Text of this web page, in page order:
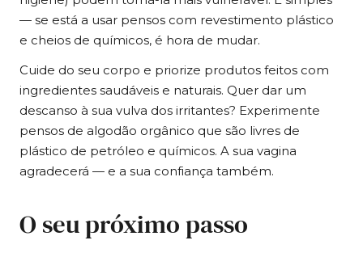
— se está a usar pensos com revestimento plástico
e cheios de químicos, é hora de mudar.
Cuide do seu corpo e priorize produtos feitos com
ingredientes saudáveis e naturais. Quer dar um
descanso à sua vulva dos irritantes? Experimente
pensos de algodão orgânico que são livres de
plástico de petróleo e químicos. A sua vagina
agradecerá — e a sua confiança também.
O seu próximo passo